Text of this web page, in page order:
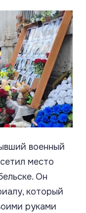
военный
место
Он
который
руками